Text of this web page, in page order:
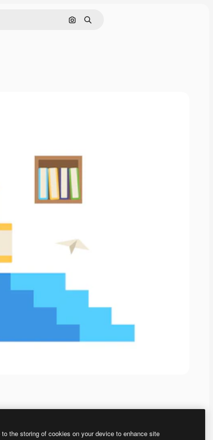
Поиск по изображению
Поиск
the storing of cookies on your device to enhance site